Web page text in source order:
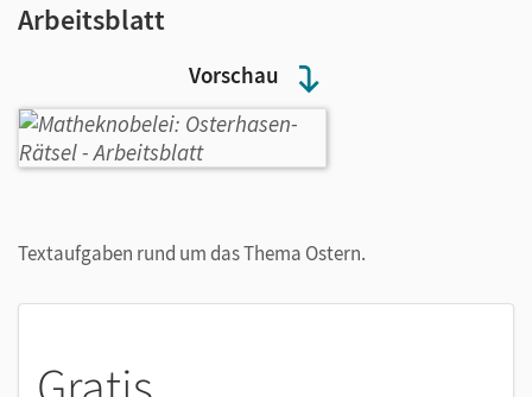
Vorschau
Arbeitsblatt
Textaufgaben rund um das Thema Ostern.